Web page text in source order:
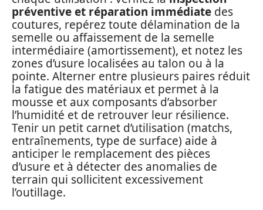
préventive et réparation immédiate des
coutures, repérez toute délamination de la
semelle ou affaissement de la semelle
intermédiaire (amortissement), et notez les
zones d’usure localisées au talon ou à la
pointe. Alterner entre plusieurs paires réduit
la fatigue des matériaux et permet à la
mousse et aux composants d’absorber
l’humidité et de retrouver leur résilience.
Tenir un petit carnet d’utilisation (matchs,
entraînements, type de surface) aide à
anticiper le remplacement des pièces
d’usure et à détecter des anomalies de
terrain qui sollicitent excessivement
l’outillage.